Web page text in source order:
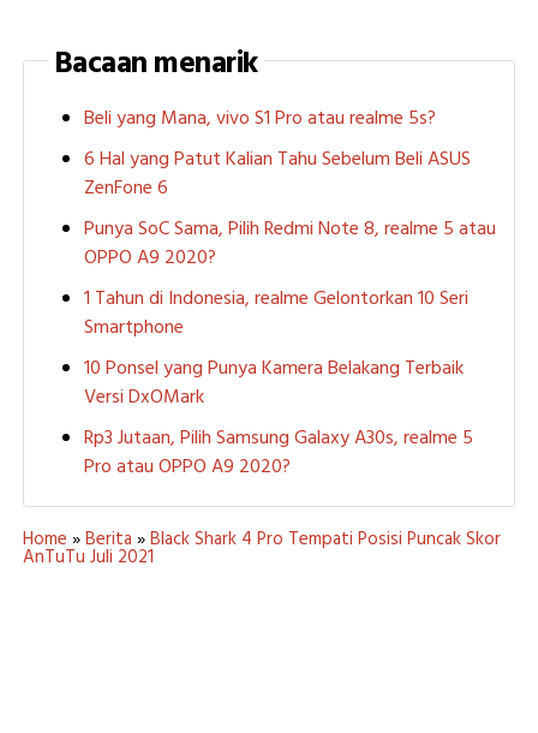
Bacaan menarik
Beli yang Mana, vivo S1 Pro atau realme 5s?
6 Hal yang Patut Kalian Tahu Sebelum Beli ASUS
ZenFone 6
Punya SoC Sama, Pilih Redmi Note 8, realme 5 atau
OPPO A9 2020?
1 Tahun di Indonesia, realme Gelontorkan 10 Seri
Smartphone
10 Ponsel yang Punya Kamera Belakang Terbaik
Versi DxOMark
Rp3 Jutaan, Pilih Samsung Galaxy A30s, realme 5
Pro atau OPPO A9 2020?
Home »Berita »Black Shark 4 Pro Tempati Posisi Puncak Skor
AnTuTu Juli 2021